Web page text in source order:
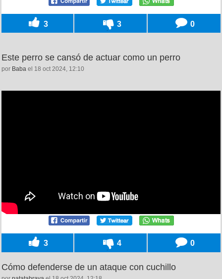
3 3 0
Este perro se cansó de actuar como un perro
por Baba el 18 oct 2024, 12:10
3 4 0
Cómo defenderse de un ataque con cuchillo